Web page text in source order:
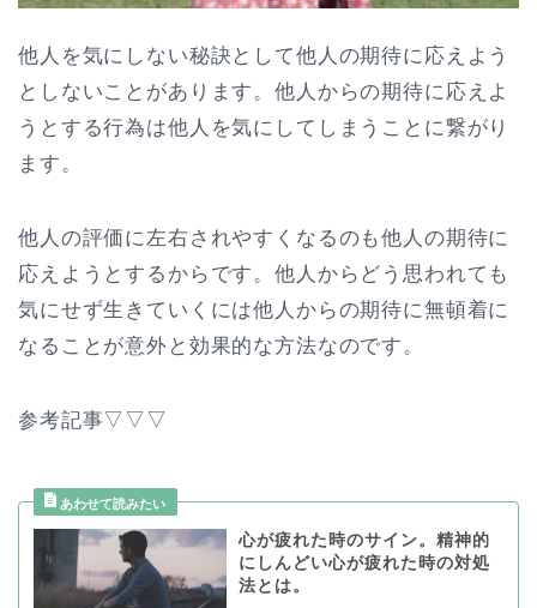
他人を気にしない秘訣として他人の期待に応えよう
としないことがあります。他人からの期待に応えよ
うとする行為は他人を気にしてしまうことに繋がり
ます。
他人の評価に左右されやすくなるのも他人の期待に
応えようとするからです。他人からどう思われても
気にせず生きていくには他人からの期待に無頓着に
なることが意外と効果的な方法なのです。
参考記事▽▽▽
心が疲れた時のサイン。精神的
にしんどい心が疲れた時の対処
法とは。